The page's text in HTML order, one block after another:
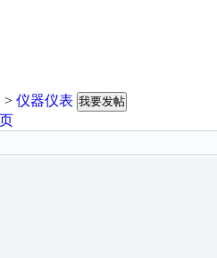
> 仪器仪表 我要发帖